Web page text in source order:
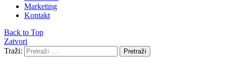
Marketing
Kontakt
Back to Top
Zatvori
Traži:
Pretraži